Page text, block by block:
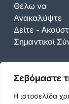
Σεβόμαστε
Η ιστοσελίδα
Θέλω να
Ανακαλύψτε
Δείτε -
Σημαντικοί
Επικοινωνία
Καραολή &